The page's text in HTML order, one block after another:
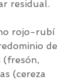
residual.
rojo-rubí
de
(fresón,
(cereza